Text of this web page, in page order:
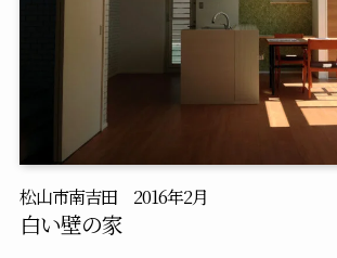
松山市南吉田 2016年2月
白い壁の家